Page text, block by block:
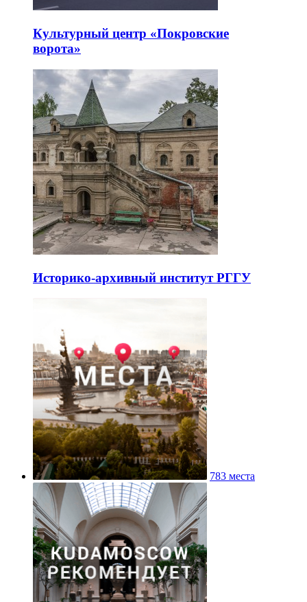
Культурный центр «Покровские
ворота»
Историко-архивный институт РГГУ
783 места